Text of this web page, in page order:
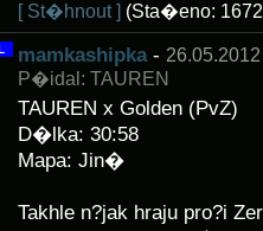
[ St�hnout ] (Sta�eno:
mamkashipka-
P�idal: TAUREN
TAUREN x Golden (PvZ)
D�lka: 30:58
Mapa: Jin�
Takhle n?jak hraju pro?i